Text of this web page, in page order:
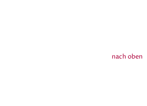
nach oben